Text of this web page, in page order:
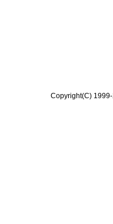
Copyright(C)